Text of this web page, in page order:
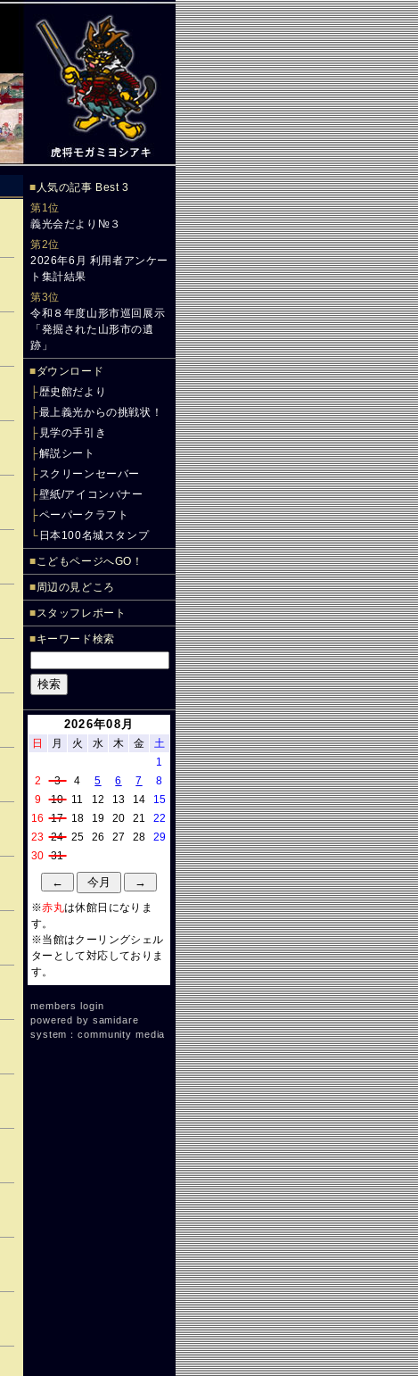
■ 人気の記事 Best 3
第1位
義光会だより№３
第2位
2026年6月 利用者アンケー
ト集計結果
第3位
令和８年度山形市巡回展示
「発掘された山形市の遺
跡」
■ダウンロード
├歴史館だより
├最上義光からの挑戦状！
├ 見学の手引き
├解説シート
├スクリーンセーバー
├壁紙/アイコンバナー
├ペーパークラフト
└ 日本100名城スタンプ
■こどもページへGO！
■周辺の見どころ
■スタッフレポート
■キーワード検索
2026年08月
日 月 火 水 木 金
土
1
2
3 4 5 6 7
8
9
10 11 12 13 14
15
16
17 18 19 20 21
22
23 24 25 26 27 28
29
30 31
※赤丸は休館日になりま
す。
※当館はクーリングシェル
ターとして対応しておりま
す。
members login
powered by samidare
system：community media